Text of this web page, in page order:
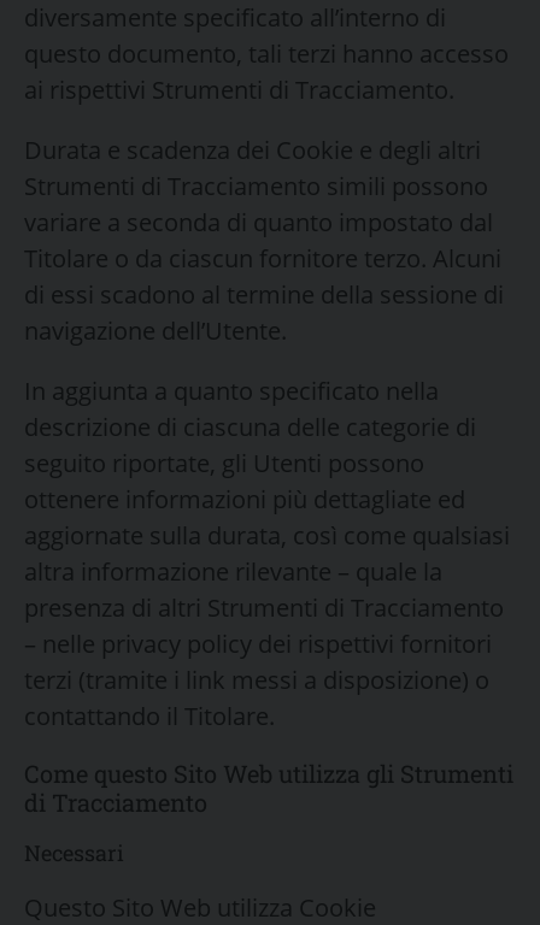
diversamente specificato all’interno di
questo documento, tali terzi hanno accesso
ai rispettivi Strumenti di Tracciamento.
Durata e scadenza dei Cookie e degli altri
Strumenti di Tracciamento simili possono
variare a seconda di quanto impostato dal
Titolare o da ciascun fornitore terzo. Alcuni
di essi scadono al termine della sessione di
navigazione dell’Utente.
In aggiunta a quanto specificato nella
descrizione di ciascuna delle categorie di
seguito riportate, gli Utenti possono
ottenere informazioni più dettagliate ed
aggiornate sulla durata, così come qualsiasi
altra informazione rilevante – quale la
presenza di altri Strumenti di Tracciamento
– nelle privacy policy dei rispettivi fornitori
terzi (tramite i link messi a disposizione) o
contattando il Titolare.
Come questo Sito Web utilizza gli Strumenti
di Tracciamento
Necessari
Questo Sito Web utilizza Cookie